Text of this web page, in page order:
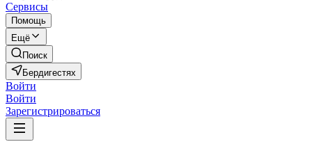
Сервисы
Помощь
Ещё
Поиск
Бердигестях
Войти
Войти
Зарегистрироваться